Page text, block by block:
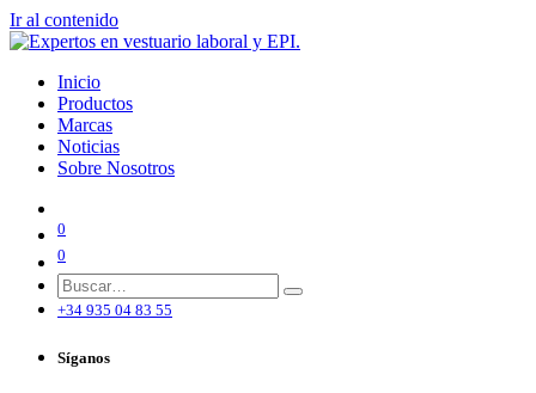
Ir al contenido
Inicio
Productos
Marcas
Noticias
Sobre Nosotros
0
0
+34 935 04 83 55
Síganos